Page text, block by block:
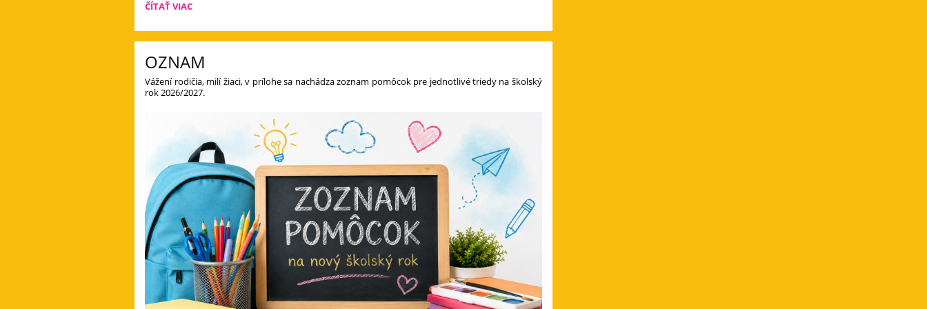
VYUŽITIE
V
DENNOM
LETNOM
TÁBORE:
ČÍTAŤ VIAC
OZNAM
Vážení rodičia, milí žiaci, v prílohe sa nachádza zoznam pomôcok pre jednotlivé triedy na školský
rok 2026/2027.